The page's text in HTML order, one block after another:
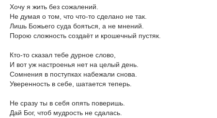
Хочу я жить без сожалений.
Не думая о том, что что-то сделано не так.
Лишь Божьего суда бояться, а не мнений.
Порою сложность создаёт и крошечный пустяк.
Кто-то сказал тебе дурное слово,
И вот уж настроенья нет на целый день.
Сомнения в поступках набежали снова.
Уверенность в себе, шатается теперь.
Не сразу ты в себя опять поверишь.
Дай Бог, чтоб мудрость не сдалась.